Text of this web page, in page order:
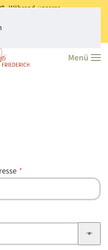
Während unserer
erst ab dem 20.08.
Menü
*